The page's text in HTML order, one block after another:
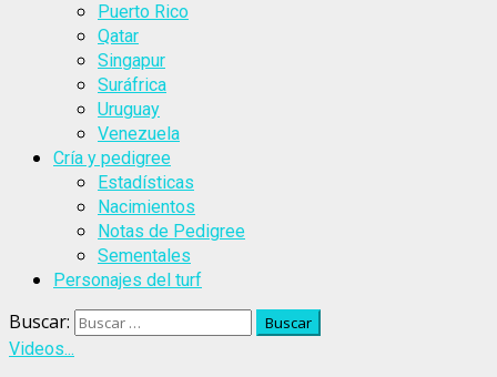
Puerto Rico
Qatar
Singapur
Suráfrica
Uruguay
Venezuela
Cría y pedigree
Estadísticas
Nacimientos
Notas de Pedigree
Sementales
Personajes del turf
Buscar:
Videos...